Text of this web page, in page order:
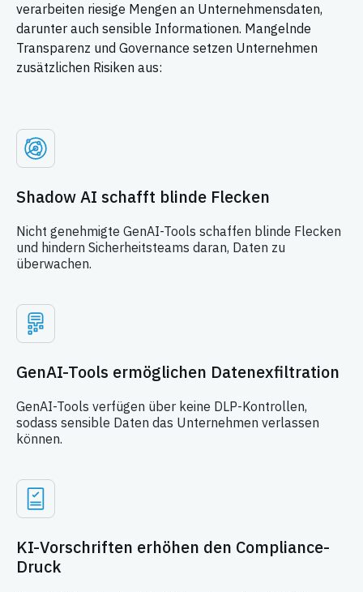
verarbeiten riesige Mengen an Unternehmensdaten,
darunter auch sensible Informationen. Mangelnde
Transparenz und Governance setzen Unternehmen
zusätzlichen Risiken aus:
Shadow AI schafft blinde Flecken
Nicht genehmigte GenAI-Tools schaffen blinde Flecken
und hindern Sicherheitsteams daran, Daten zu
überwachen.
GenAI-Tools ermöglichen Datenexfiltration
GenAI-Tools verfügen über keine DLP-Kontrollen,
sodass sensible Daten das Unternehmen verlassen
können.
KI-Vorschriften erhöhen den Compliance-
Druck